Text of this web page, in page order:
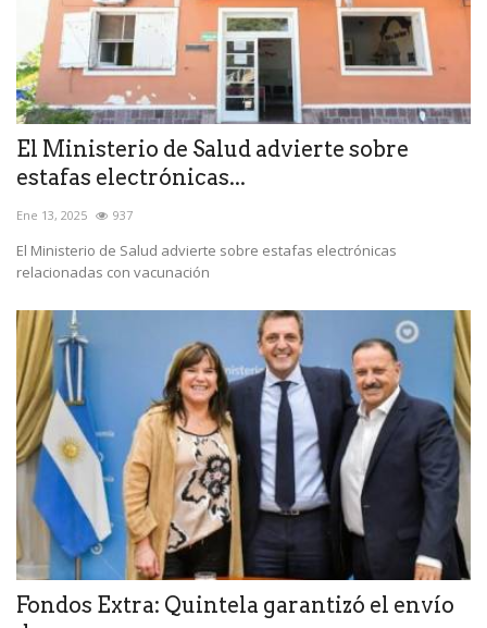
El Ministerio de Salud advierte sobre
estafas electrónicas...
Ene 13, 2025 937
El Ministerio de Salud advierte sobre estafas electrónicas
relacionadas con vacunación
Fondos Extra: Quintela garantizó el envío